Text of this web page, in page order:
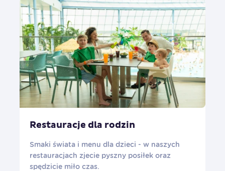
Restauracje dla rodzin
Smaki świata i menu dla dzieci - w naszych
restauracjach zjecie pyszny posiłek oraz
spędzicie miło czas.